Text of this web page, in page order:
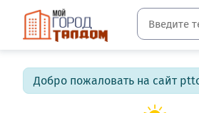
Добро пожаловать на сайт